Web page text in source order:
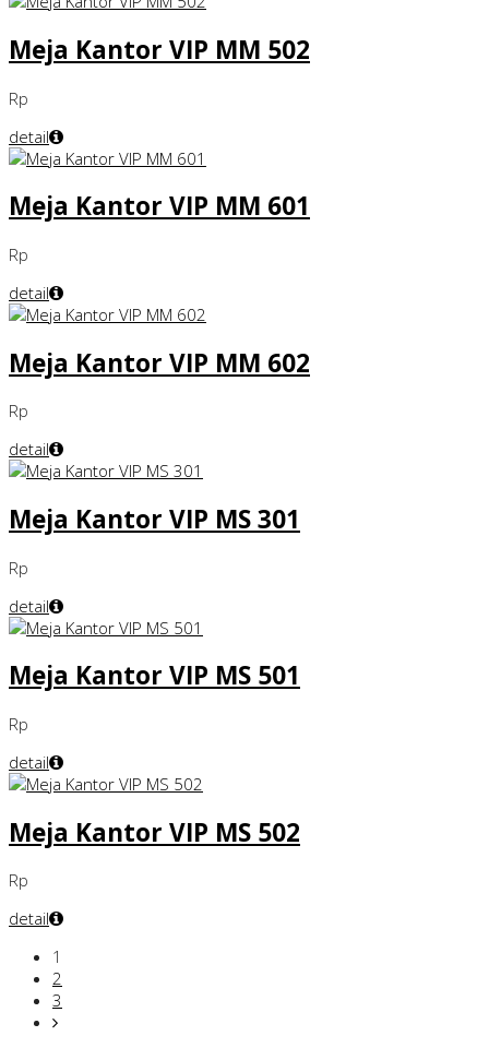
Meja Kantor VIP MM 502
Rp
detail
Meja Kantor VIP MM 601
Rp
detail
Meja Kantor VIP MM 602
Rp
detail
Meja Kantor VIP MS 301
Rp
detail
Meja Kantor VIP MS 501
Rp
detail
Meja Kantor VIP MS 502
Rp
detail
1
2
3